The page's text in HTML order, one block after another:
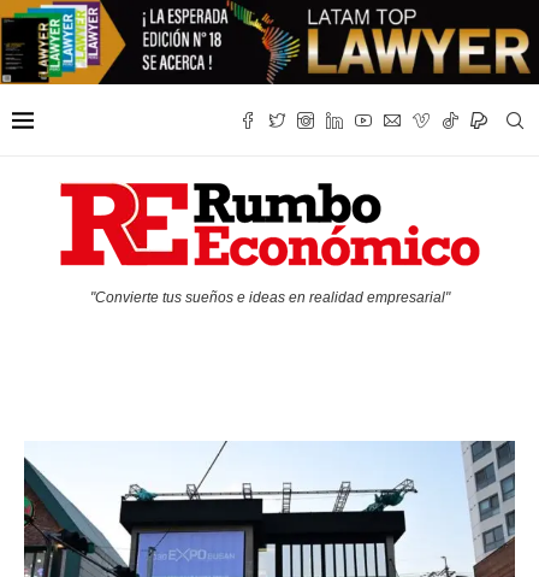
"Convierte tus sueños e ideas en realidad empresarial"